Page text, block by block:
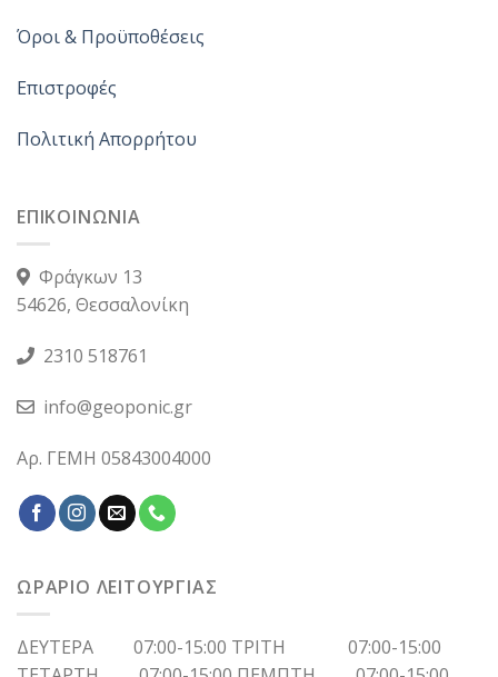
Όροι & Προϋποθέσεις
Επιστροφές
Πολιτική Απορρήτου
ΕΠΙΚΟΙΝΩΝΙΑ
Φράγκων 13
54626, Θεσσαλονίκη
2310 518761
info@geoponic.gr
Αρ. ΓΕΜΗ 05843004000
ΩΡΑΡΙΟ ΛΕΙΤΟΥΡΓΙΑΣ
ΔΕΥΤΕΡΑ 07:00-15:00 ΤΡΙΤΗ 07:00-15:00